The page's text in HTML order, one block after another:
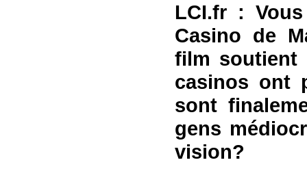
LCI.fr :
Casino de
film soutient
casinos ont
sont
gens
vision?